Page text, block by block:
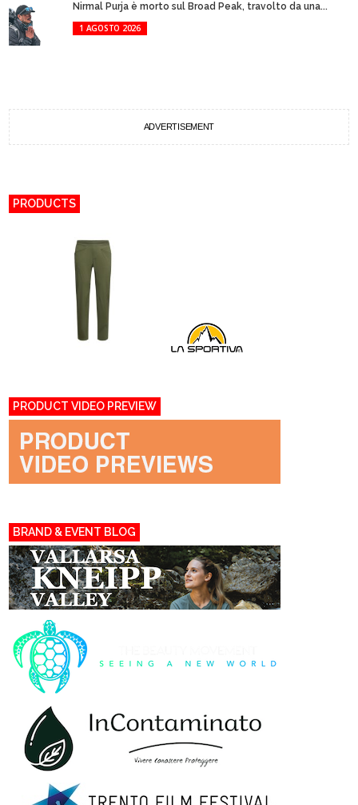
Nirmal Purja è morto sul Broad Peak, travolto da una...
1 AGOSTO 2026
ADVERTISEMENT
PRODUCTS
PRODUCT VIDEO PREVIEW
BRAND & EVENT BLOG